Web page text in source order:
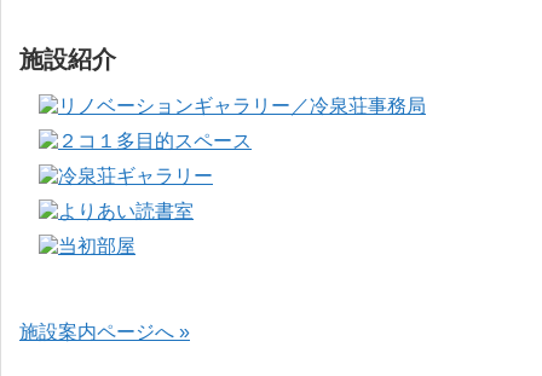
施設紹介
施設案内ページへ »